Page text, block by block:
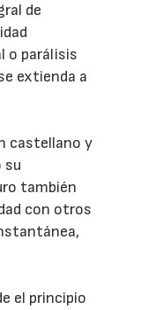
de
o parálisis
extienda a
castellano y
su
también
con otros
el principio